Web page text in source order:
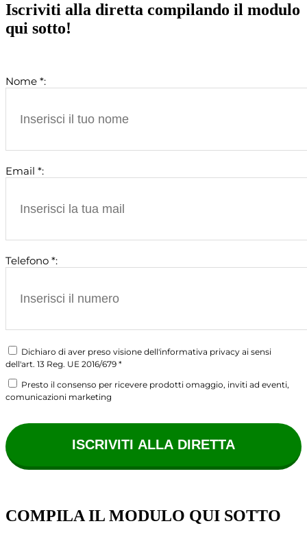
Iscriviti alla diretta compilando il modulo
qui sotto!
Nome *:
Email *:
Telefono *:
Dichiaro di aver preso visione dell'informativa privacy ai sensi
dell'art. 13 Reg. UE 2016/679 *
Presto il consenso per ricevere prodotti omaggio, inviti ad eventi,
comunicazioni marketing
COMPILA IL MODULO QUI SOTTO